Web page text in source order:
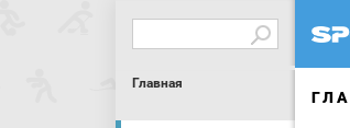
Главная